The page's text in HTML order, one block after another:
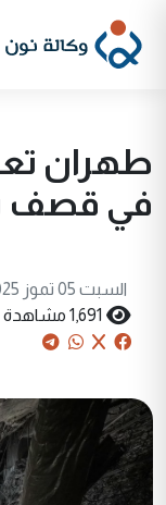
في قصف
السبت 05 تموز 2025
1,691 مشاهدة